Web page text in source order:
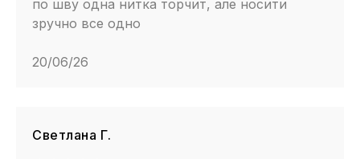
по шву одна нитка торчит, але носити
зручно все одно
20/06/26
Светлана Г.